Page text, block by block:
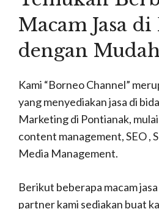
Macam Jasa
dengan
Kami “Borneo Channel”
yang menyediakan jasa di
Marketing di Pontianak,
content management, SEO ,
Media Management.
Berikut beberapa macam
partner kami sediakan buat